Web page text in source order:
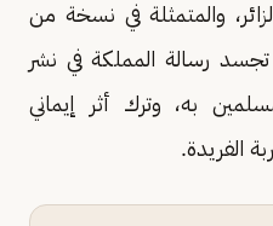
والمتمثلة في نسخة من
رسالة المملكة في نشر
به، وترك أثر إيماني
الفريدة.